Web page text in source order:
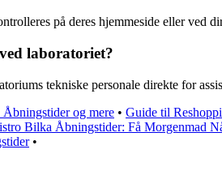
på deres hjemmeside eller ved
laboratoriet?
tekniske personale direkte for
og mere • Guide til
Bilka Åbningstider: Få Morgenmad
•